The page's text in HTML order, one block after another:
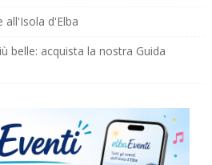
all'Isola d'Elba
belle: acquista la nostra Guida